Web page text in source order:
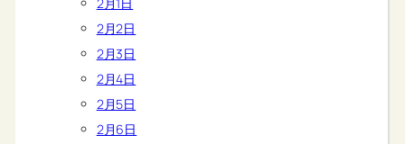
2月2日
2月3日
2月4日
2月5日
2月6日